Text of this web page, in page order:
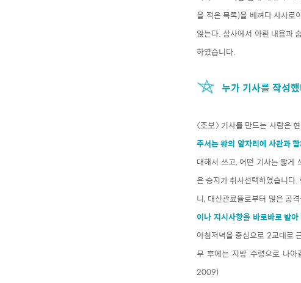
을 적은 목록)을 베껴다 사사로
않는다. 삼사에서 아뢴 내용과
하였습니다.
누가 기사를 작성
〈조보〉 기사를 만드는 사람은
주서는 왕의 앞자리에 사관과
대해서 쓰고, 어떤 기사는 짧
은 승지가 취사선택하였습니다
니, 대신관료들로부터 많은 공
이나 지시사항을 바로바로 받
아침저녁을 중심으로 2교대로
무 후에는 지방 수령으로 나아
2009)